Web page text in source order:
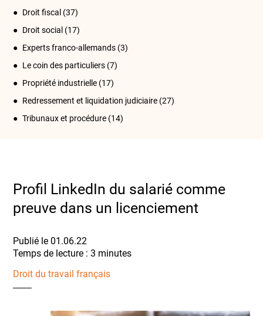
Droit fiscal (37)
Droit social (17)
Experts franco-allemands (3)
Le coin des particuliers (7)
Propriété industrielle (17)
Redressement et liquidation judiciaire (27)
Tribunaux et procédure (14)
Profil LinkedIn du salarié comme
preuve dans un licenciement
Publié le 01.06.22
Droit du travail français